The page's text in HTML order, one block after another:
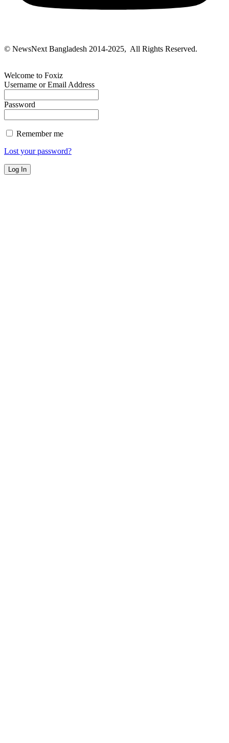
© NewsNext Bangladesh 2014-2025, All Rights Reserved.
Welcome to Foxiz
Username or Email Address
Password
Remember me
Lost your password?